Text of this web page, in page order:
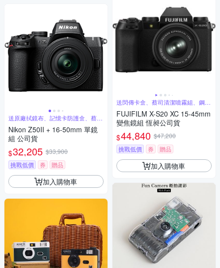
送原廠拭鏡布、記憶卡防護盒、蔡司
清潔組
Nikon Z50II + 16-50mm 單鏡
組 公司貨
$32,205 $33,900
挑戰低價
券 贈品
加入購物車
送閃傳卡盒、蔡司清潔噴霧組、鋼化
保護貼
FUJIFILM X-S20 XC 15-45mm
變焦鏡組 恆昶公司貨
$44,840 $47,200
挑戰低價
券 贈品
加入購物車